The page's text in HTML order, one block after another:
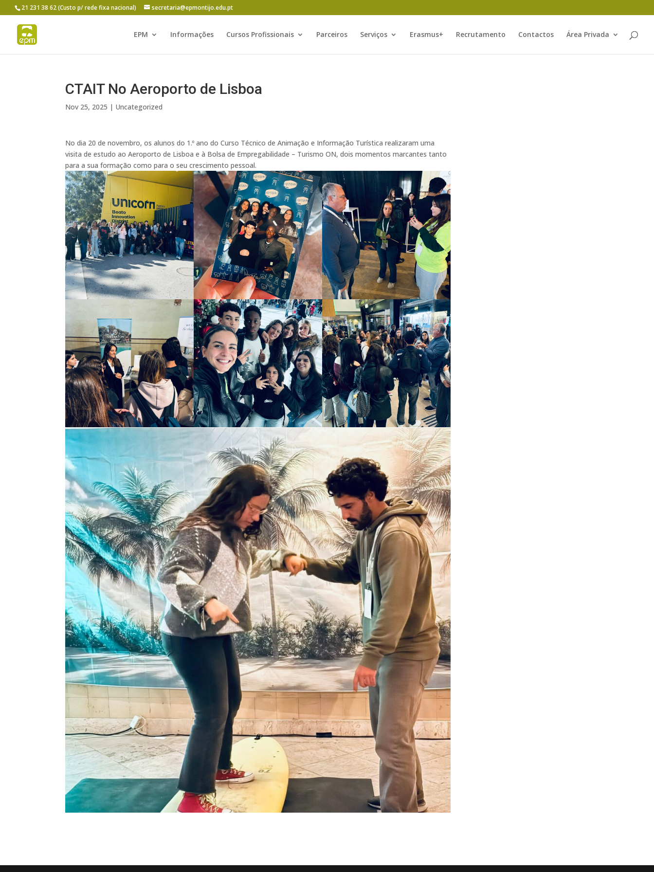
21 231 38 62 (Custo p/ rede fixa nacional) secretaria@epmontijo.edu.pt
EPM Informações Cursos Profissionais Parceiros Serviços Erasmus+ Recrutamento Contactos Área Privada
CTAIT No Aeroporto de Lisboa
Nov 25, 2025 | Uncategorized
No dia 20 de novembro, os alunos do 1.º ano do Curso Técnico de Animação e Informação Turística realizaram uma
visita de estudo ao Aeroporto de Lisboa e à Bolsa de Empregabilidade – Turismo ON, dois momentos marcantes tanto
para a sua formação como para o seu crescimento pessoal.